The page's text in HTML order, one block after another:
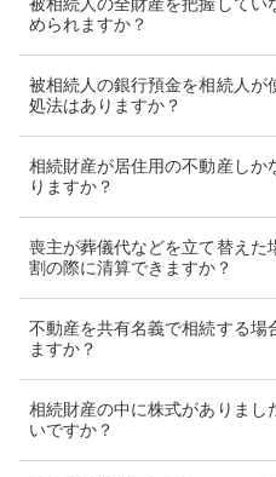
められますか？
被相続人の銀行預金を相続人が
処法はありますか？
相続財産が居住用の不動産しか
りますか？
喪主が葬儀代などを立て替えた
割の際に清算できますか？
不動産を共有名義で相続する場
ますか？
相続財産の中に株式がありまし
いですか？